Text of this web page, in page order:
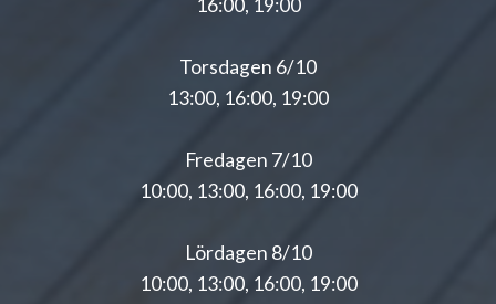
Torsdagen 6/10
13:00, 16:00, 19:00
Fredagen 7/10
10:00, 13:00, 16:00, 19:00
Lördagen 8/10
10:00, 13:00, 16:00, 19:00